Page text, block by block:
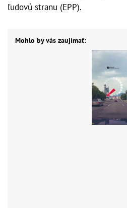
ľudovú stranu (EPP).
Mohlo by vás zaujímať: